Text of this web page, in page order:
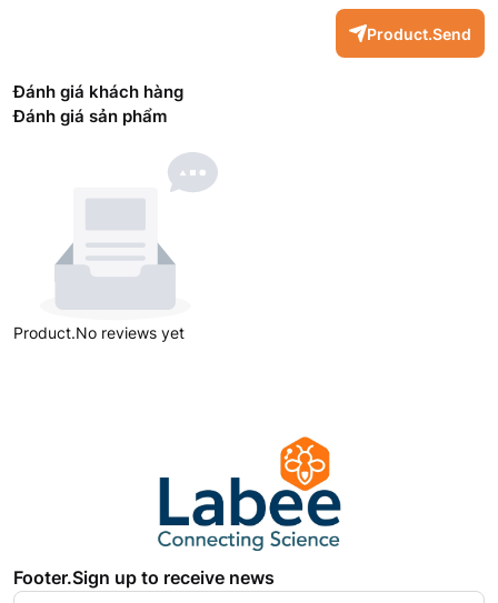
Product.Send
Đánh giá khách hàng
Đánh giá sản phẩm
Product.No reviews yet
Footer.Sign up to receive news